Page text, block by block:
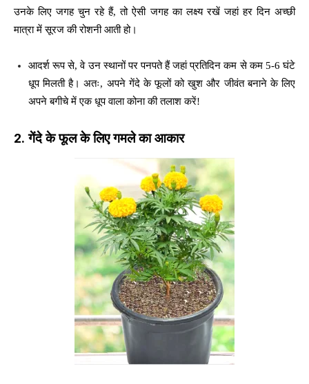
उनके लिए जगह चुन रहे हैं, तो ऐसी जगह का लक्ष्य रखें जहां हर दिन अच्छी
मात्रा में सूरज की रोशनी आती हो।
आदर्श रूप से, वे उन स्थानों पर पनपते हैं जहां प्रतिदिन कम से कम 5-6 घंटे
धूप मिलती है। अतः, अपने गेंदे के फूलों को खुश और जीवंत बनाने के लिए
अपने बगीचे में एक धूप वाला कोना की तलाश करें!
2.गेंदे के फूल के लिए गमले का आकार